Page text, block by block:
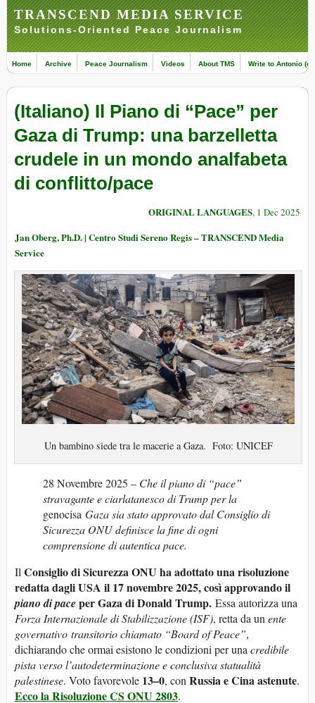
TRANSCEND MEDIA SERVICE
Solutions-Oriented Peace Journalism
Home Archive Peace Journalism Videos About TMS Write to Antonio
(Italiano) Il Piano di “Pace” per
Gaza di Trump: una barzelletta
crudele in un mondo analfabeta
di conflitto/pace
ORIGINAL LANGUAGES, 1 Dec 2025
Jan Oberg, Ph.D. | Centro Studi Sereno Regis – TRANSCEND Media
Service
Un bambino siede tra le macerie a Gaza. Foto: UNICEF
28 Novembre 2025 – Che il piano di “pace”
stravagante e ciarlatanesco diTrumpper la
genocisa Gazasiastato approvato dal Consiglio di
Sicurezza ONU definisce la fine di ogni
comprensione di autentica pace.
Il Consiglio di Sicurezza ONU haadottatouna risoluzione
redatta dagli USA il 17 novembre2025,cosìapprovando il
piano di paceper Gaza di Donald Trump. Essa autorizza una
Forza Internazionale diStabilizzazione(ISF), retta da un ente
governativo transitoriochiamato “Board ofPeace”,
dichiarando che ormai esistono le condizioni per una credibile
pista verso l’autodeterminazione e conclusivastatualità
palestinese. Voto favorevole 13–0, con RussiaeCina astenute.
Ecco la RisoluzioneCS ONU2803.